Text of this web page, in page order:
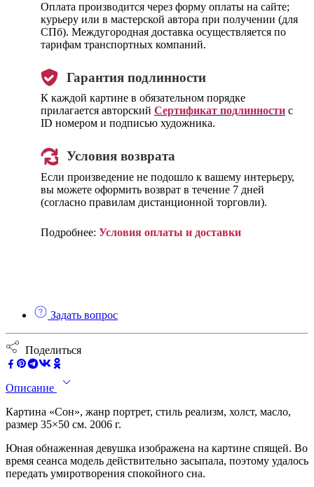
Оплата производится через форму оплаты на сайте;
курьеру или в мастерской автора при получении (для
СПб). Междугородная доставка осуществляется по
тарифам транспортных компаний.
Гарантия подлинности
К каждой картине в обязательном порядке
прилагается авторский Сертификат подлинности с
ID номером и подписью художника.
Условия возврата
Если произведение не подошло к вашему интерьеру,
вы можете оформить возврат в течение 7 дней
(согласно правилам дистанционной торговли).
Подробнее: Условия оплаты и доставки
Задать вопрос
Поделиться
Описание
Картина «Сон», жанр портрет, стиль реализм, холст, масло,
размер 35×50 см. 2006 г.
Юная обнаженная девушка изображена на картине спящей. Во
время сеанса модель действительно засыпала, поэтому удалось
передать умиротворения спокойного сна.